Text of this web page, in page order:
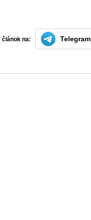
článok na: Telegram